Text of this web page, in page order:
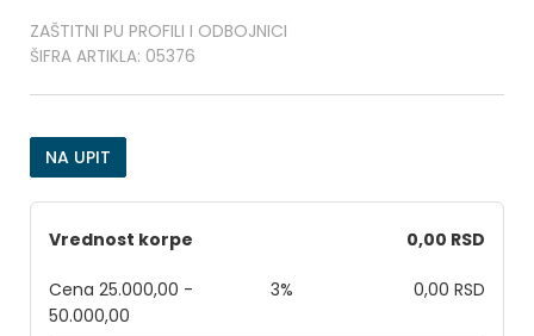
ZAŠTITNI PU PROFILI I ODBOJNICI
ŠIFRA ARTIKLA: 05376
NA UPIT
Vrednost korpe 0,00 RSD
Cena 25.000,00 -
50.000,00
3% 0,00 RSD